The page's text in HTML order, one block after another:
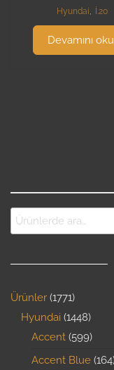
Hyundai, İ.20
Devamını oku
Ürünler 1771
Hyundai 1448
Accent 599
Accent Blue 164